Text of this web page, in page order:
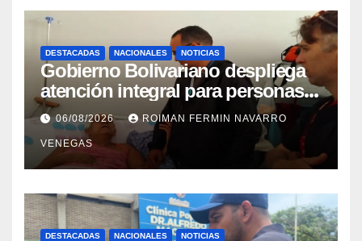
DESTACADAS NACIONALES NOTICIAS
Gobierno Bolivariano despliega
atención integral para personas
con discapacidad en
campamentos de La Guaira
06/08/2026 ROIMAN FERMIN NAVARRO
VENEGAS
DESTACADAS NACIONALES NOTICIAS